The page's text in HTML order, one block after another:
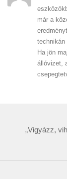
már a
technikán
Ha jön
állóvizet,
„Vigyázz,